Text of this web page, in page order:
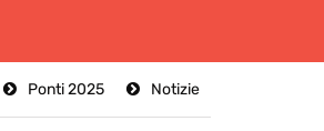
Notizie
Ponti 2025